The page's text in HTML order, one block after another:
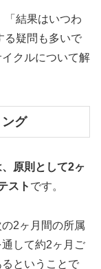
「結果はいつわ
る疑問も多いで
クルについて解
グ
原則として2ヶ
スト です。
2ヶ月間の所属
して約2ヶ月ご
ということで